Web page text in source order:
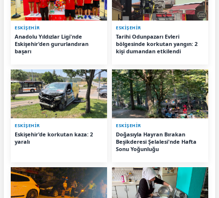
ESKIŞEHIR
Anadolu Yıldızlar Ligi'nde
Eskişehir'den gururlandıran
başarı
ESKIŞEHIR
Tarihi Odunpazarı Evleri
bölgesinde korkutan yangın: 2
kişi dumandan etkilendi
ESKIŞEHIR
Eskişehir'de korkutan kaza: 2
yaralı
ESKIŞEHIR
Doğasıyla Hayran Bırakan
Beşikderesi Şelalesi'nde Hafta
Sonu Yoğunluğu